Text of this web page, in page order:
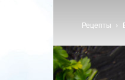
Рецепты